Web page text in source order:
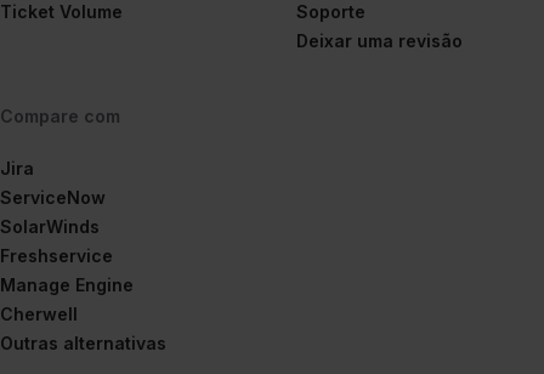
Ticket Volume
Soporte
Deixar uma revisão
Compare com
Jira
ServiceNow
SolarWinds
Freshservice
Manage Engine
Cherwell
Outras alternativas